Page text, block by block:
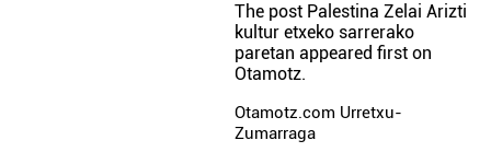
The post Palestina Zelai Arizti
kultur etxeko sarrerako
paretan appeared first on
Otamotz.
Otamotz.com Urretxu-
Zumarraga